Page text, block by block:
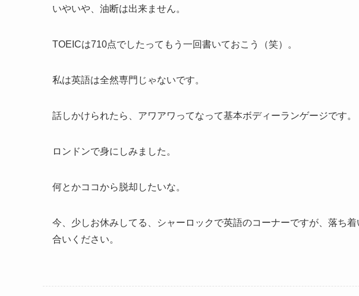
いやいや、油断は出来ません。
TOEICは710点でしたってもう一回書いておこう（笑）。
私は英語は全然専門じゃないです。
話しかけられたら、アワアワってなって基本ボディーランゲージです。
ロンドンで身にしみました。
何とかココから脱却したいな。
今、少しお休みしてる、シャーロックで英語のコーナーですが、落ち
合いください。